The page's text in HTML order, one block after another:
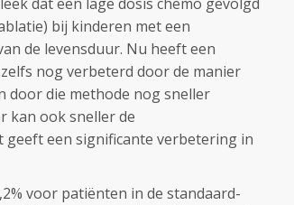
bij kinderen met een
de levensduur. Nu heeft een
nog verbeterd door de manier
door die methode nog sneller
kan ook sneller de
een significante verbetering in
voor patiënten in de standaard-